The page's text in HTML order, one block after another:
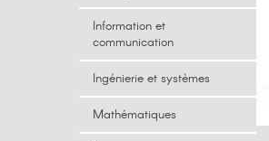
Information et
communication
Ingénierie et systèmes
Mathématiques